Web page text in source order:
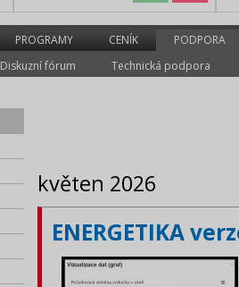
PROGRAMY CENÍK
PODPORA
Diskuzní fórum Technická podpora
květen 2026
ENERGETIKA